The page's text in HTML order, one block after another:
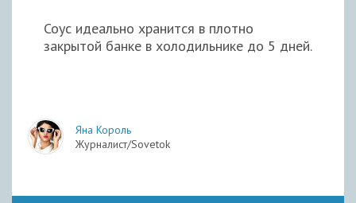
Соус идеально хранится в плотно
закрытой банке в холодильнике до 5 дней.
Яна Король
Журналист/Sovetok